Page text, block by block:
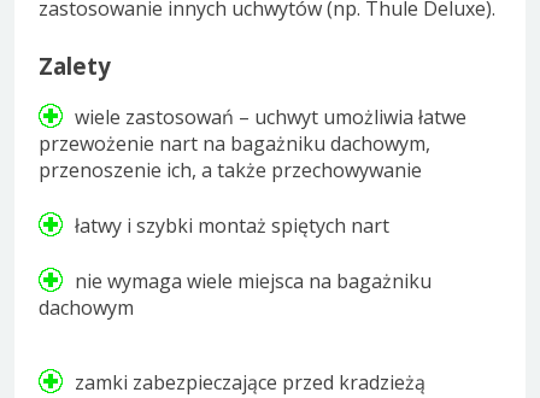
zastosowanie innych uchwytów (np. Thule Deluxe).
Zalety
wiele zastosowań – uchwyt umożliwia łatwe
przewożenie nart na bagażniku dachowym,
przenoszenie ich, a także przechowywanie
łatwy i szybki montaż spiętych nart
nie wymaga wiele miejsca na bagażniku
dachowym
zamki zabezpieczające przed kradzieżą